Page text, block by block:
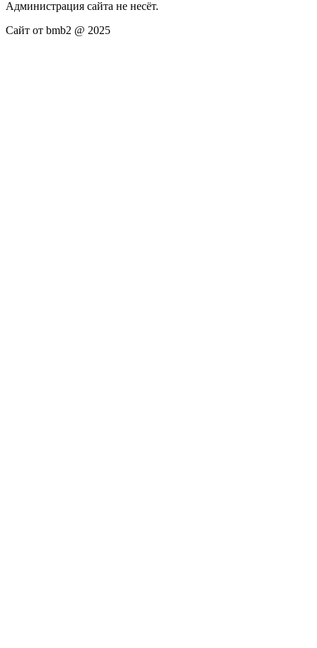
Администрация сайта не несёт.
Сайт от bmb2 @ 2025